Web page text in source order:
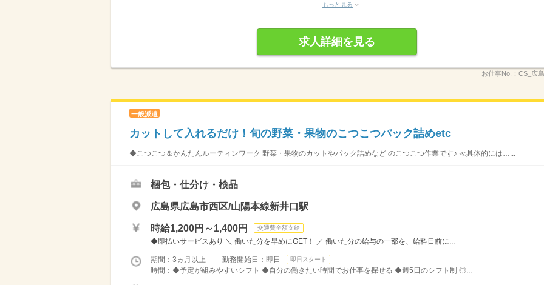
もっと見る
求人詳細を見る
お仕事No.： CS_広
一般派遣
カットして入れるだけ！旬の野菜・果物のこつこつパック詰めetc
◆こつこつ＆かんたんルーティンワーク 野菜・果物のカットやパック詰めなど のこつこつ作業です♪ ≪具体的には…...
梱包・仕分け・検品
広島県広島市西区/山陽本線新井口駅
時給1,200円～1,400円 交通費全額支給
◆即払いサービスあり ＼ 働いた分を早めにGET！ ／ 働いた分の給与の一部を、給料日前に...
期間：3ヵ月以上 勤務開始日：即日 即日スタート
時間：◆予定が組みやすいシフト ◆自分の働きたい時間でお仕事を探せる ◆週5日のシフト制 ◎...